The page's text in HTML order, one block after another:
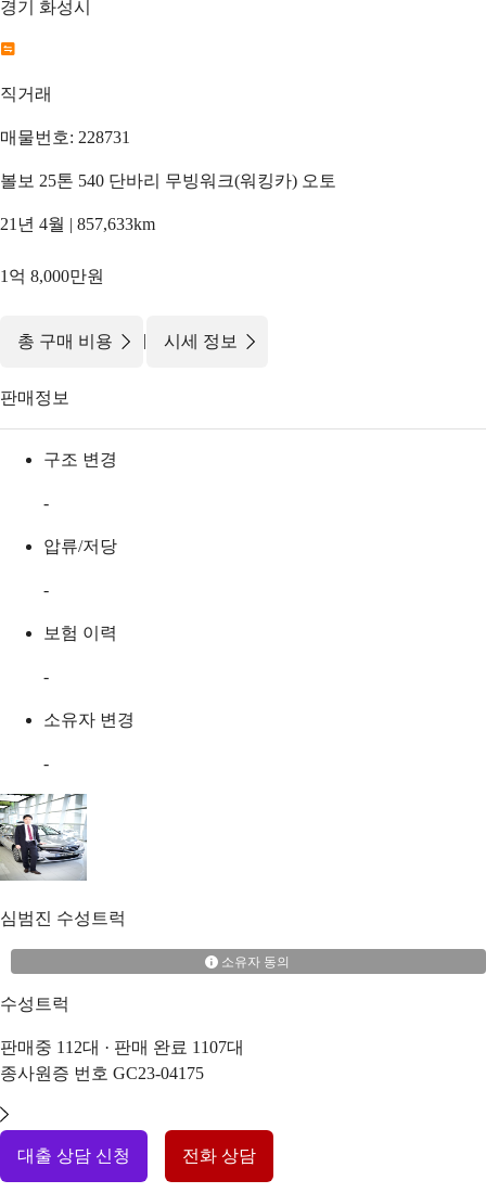
경기 화성시
직거래
매물번호: 228731
볼보 25톤 540 단바리 무빙워크(워킹카) 오토
21년 4월 | 857,633km
1억 8,000만원
총 구매 비용 | 시세 정보
판매정보
구조 변경
-
압류/저당
-
보험 이력
-
소유자 변경
-
심범진 수성트럭
소유자 동의
수성트럭
판매중 112대 · 판매 완료 1107대
종사원증 번호 GC23-04175
대출 상담 신청 전화 상담